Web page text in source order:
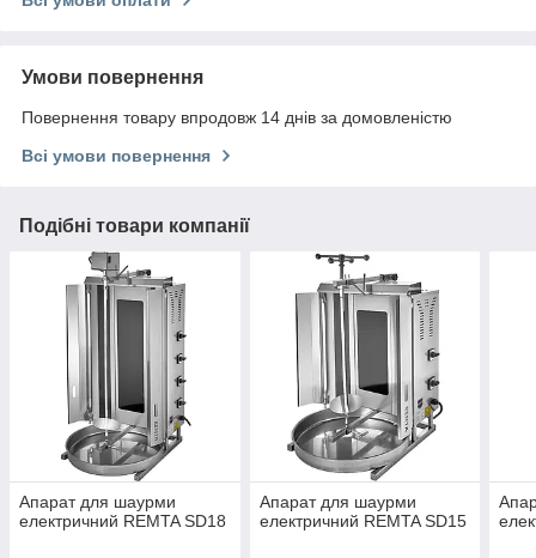
Умови повернення
Повернення товару впродовж 14 днів за домовленістю
Всі умови повернення
Подібні товари компанії
Апарат для шаурми
електричний REMTA SD18
Апарат для шаурми
електричний REMTA SD15